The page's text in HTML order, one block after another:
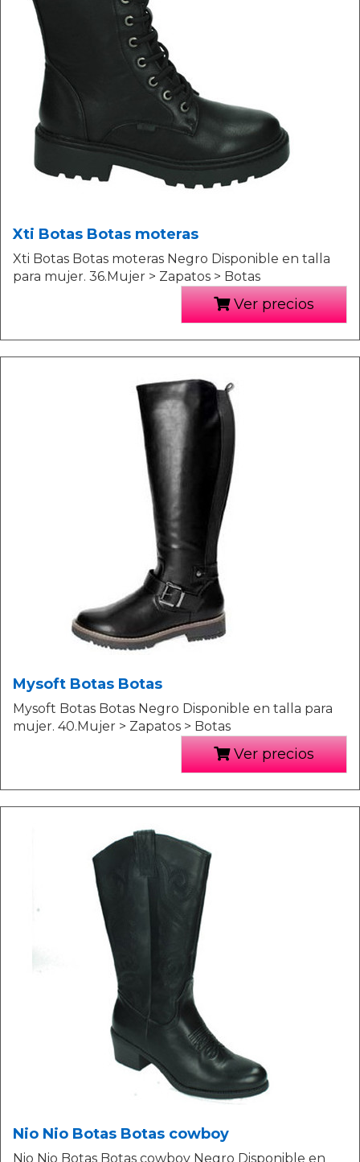
Xti Botas Botas moteras
Xti Botas Botas moteras Negro Disponible en talla
para mujer. 36.Mujer > Zapatos > Botas
Ver precios
Mysoft Botas Botas
Mysoft Botas Botas Negro Disponible en talla para
mujer. 40.Mujer > Zapatos > Botas
Ver precios
Nio Nio Botas Botas cowboy
Nio Nio Botas Botas cowboy Negro Disponible en